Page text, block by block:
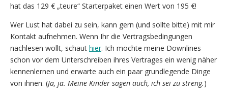
hat das 129 € „teure“ Starterpaket einen Wert von 195 €!
Wer Lust hat dabei zu sein, kann gern (und sollte bitte) mit mir
Kontakt aufnehmen. Wenn Ihr die Vertragsbedingungen
nachlesen wollt, schaut hier. Ich möchte meine Downlines
schon vor dem Unterschreiben ihres Vertrages ein wenig näher
kennenlernen und erwarte auch ein paar grundlegende Dinge
von ihnen. (Ja, ja. Meine Kinder sagen auch, ich sei zu streng.)